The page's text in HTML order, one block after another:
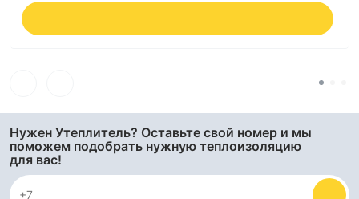
Нужен Утеплитель? Оставьте свой номер и мы
поможем подобрать нужную теплоизоляцию
для вас!